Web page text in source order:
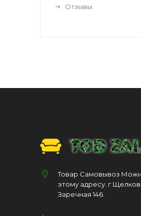
Отзывы
Товар Самовывоз
этому адресу. г
Заречная 146.